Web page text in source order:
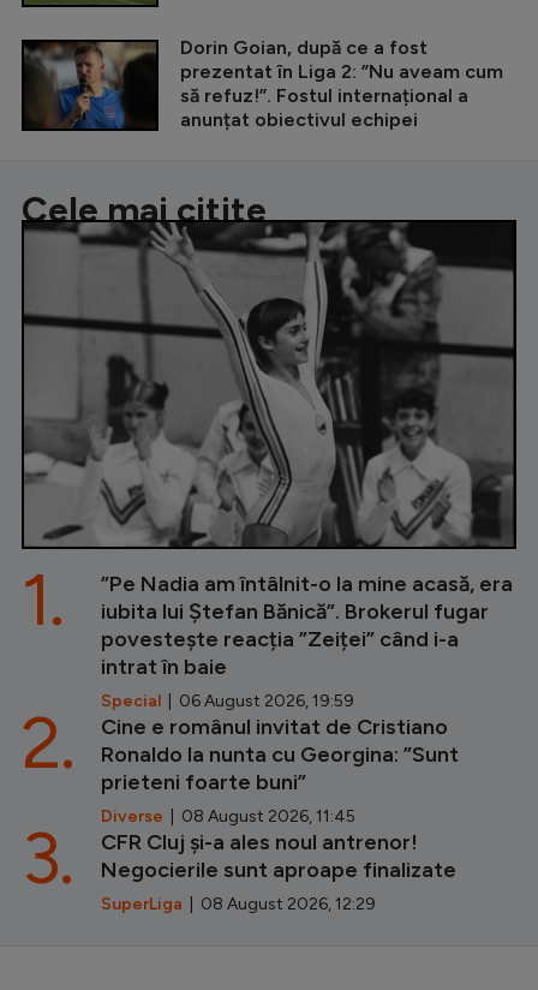
Dorin Goian, după ce a fost
prezentat în Liga 2: ”Nu aveam cum
să refuz!”. Fostul internațional a
anunțat obiectivul echipei
Cele mai citite
”Pe Nadia am întâlnit-o la mine acasă, era
iubita lui Ștefan Bănică”. Brokerul fugar
povestește reacția ”Zeiței” când i-a
intrat în baie
Special | 06 August 2026, 19:59
1.
Cine e românul invitat de Cristiano
Ronaldo la nunta cu Georgina: ”Sunt
prieteni foarte buni”
Diverse | 08 August 2026, 11:45
2.
CFR Cluj și-a ales noul antrenor!
Negocierile sunt aproape finalizate
SuperLiga | 08 August 2026, 12:29
3.